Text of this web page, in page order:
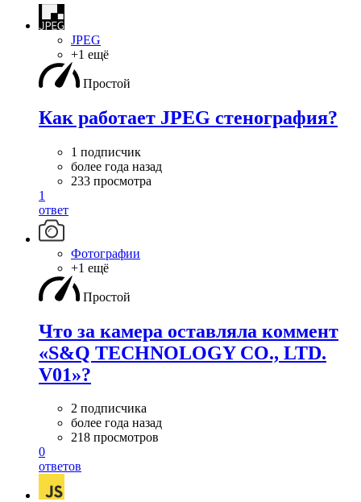
JPEG
+1 ещё
Простой
Как работает JPEG стенография?
1 подписчик
более года назад
233 просмотра
1
ответ
Фотографии
+1 ещё
Простой
Что за камера оставляла коммент
«S&Q TECHNOLOGY CO., LTD.
V01»?
2 подписчика
более года назад
218 просмотров
0
ответов